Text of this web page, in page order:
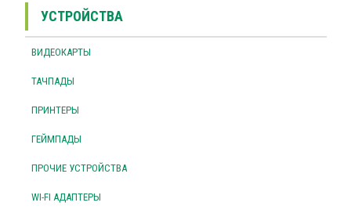
УСТРОЙСТВА
ВИДЕОКАРТЫ
ТАЧПАДЫ
ПРИНТЕРЫ
ГЕЙМПАДЫ
ПРОЧИЕ УСТРОЙСТВА
WI-FI АДАПТЕРЫ